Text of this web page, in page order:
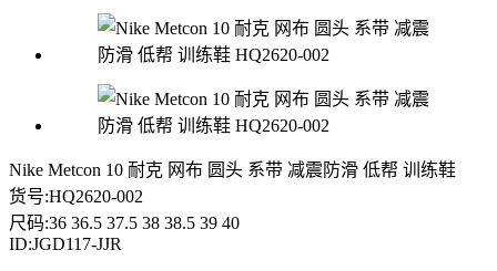
Nike Metcon 10 耐克 网布 圆头 系带 减震防滑 低帮 训练鞋
货号:HQ2620-002
尺码:36 36.5 37.5 38 38.5 39 40
ID:JGD117-JJR